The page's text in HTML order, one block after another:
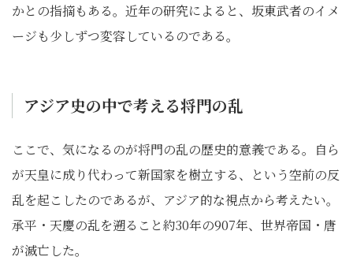
かとの指摘もある。近年の研究によると、坂東武者のイメ
ージも少しずつ変容しているのである。
アジア史の中で考える将門の乱
ここで、気になるのが将門の乱の歴史的意義である。自ら
が天皇に成り代わって新国家を樹立する、という空前の反
乱を起こしたのであるが、アジア的な視点から考えたい。
承平・天慶の乱を遡ること約30年の907年、世界帝国・唐
が滅亡した。